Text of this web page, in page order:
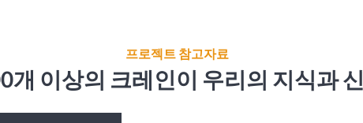
프로젝트 참고자료
개 이상의 크레인이 우리의 지식과